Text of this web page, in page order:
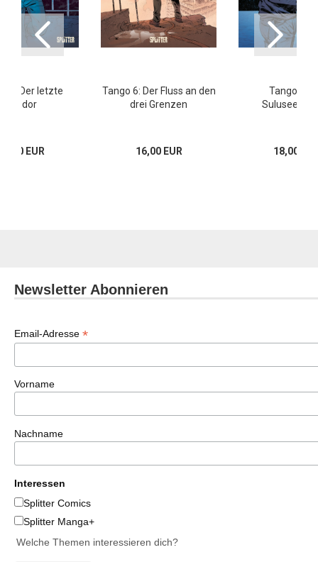
5: Der letzte
Kondor
EUR
Tango 6: Der Fluss an den
drei Grenzen
16,00 EUR
Tango 8:
18,00
Newsletter Abonnieren
Email-Adresse *
Vorname
Nachname
Interessen
Splitter Comics
Splitter Manga+
Welche Themen interessieren dich?